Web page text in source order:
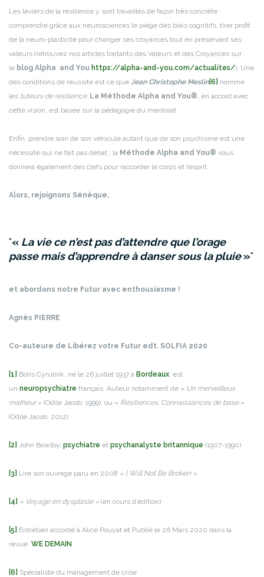
Les leviers de la résilience y sont travaillés de façon très concrète :
comprendre grâce aux neurosciences le piège des biais cognitifs, tirer profit
de la neuro-plasticité pour changer ses croyances tout en préservant ses
valeurs (retrouvez nos articles traitants des Valeurs et des Croyances sur
le blog Alpha and You https://alpha-and-you.com/actualites/). Une
des conditions de réussite est ce que Jean Christophe Meslin[6] nomme
les tuteurs de résilience. La Méthode Alpha and You® , en accord avec
cette vision, est basée sur la pédagogie du mentorat.
Enfin, prendre soin de son véhicule autant que de son psychisme est une
nécessité qui ne fait pas débat ; la Méthode Alpha and You® vous
donnera également des clefs pour raccorder le corps et l’esprit.
Alors, rejoignons Sénèque,
« La vie ce n’est pas d’attendre que l’orage
passe mais d’apprendre à danser sous la pluie»
et abordons notre Futur avec enthousiasme !
Agnès PIERRE
Co-auteure de Libérez votre Futur edt. SOLFIA 2020
[1] Boris Cyrulnik, né le 26 juillet 1937 à Bordeaux , est
un neuropsychiatre français. Auteur notamment de « Un merveilleux
malheur» (Odile Jacob, 1999), ou « Résiliences. Connaissances de base»
(Odile Jacob, 2012)
[2] John Bowlby, psychiatre et psychanalyste britannique (1907-1990)
[3] Lire son ouvrage paru en 2008 « I Will Not Be Broken »
[4] « Voyage en dysplasie » (en cours d’édition)
[5] Entretien accordé à Alice Pouyat et Publié le 26 Mars 2020 dans la
revue WE DEMAIN
[6] Spécialiste du management de crise